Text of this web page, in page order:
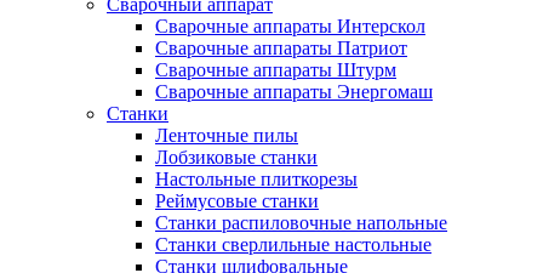
Сварочный аппарат
Сварочные аппараты Интерскол
Сварочные аппараты Патриот
Сварочные аппараты Штурм
Сварочные аппараты Энергомаш
Станки
Ленточные пилы
Лобзиковые станки
Настольные плиткорезы
Реймусовые станки
Станки распиловочные напольные
Станки сверлильные настольные
Станки шлифовальные